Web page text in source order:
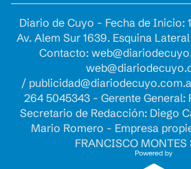
Diario de Cuyo - Fecha de Inicio:
Av. Alem Sur 1639. Esquina
Contacto:
/
264 5045343 - Gerente General:
Secretario de Redacción: Diego
Mario Romero - Empresa
FRANCISCO MONTES